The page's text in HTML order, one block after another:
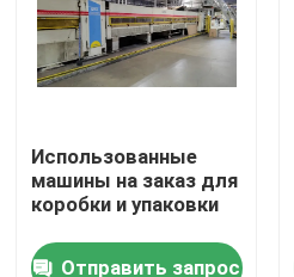
Дом
Продукты
Использованные
машины на заказ для
коробки и упаковки
Отправить запрос